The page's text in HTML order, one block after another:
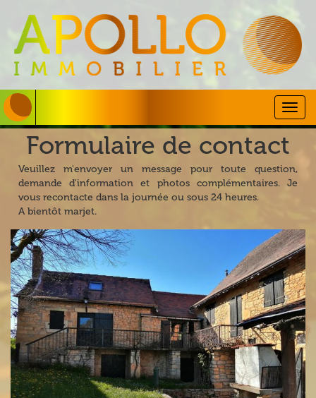
Formulaire de contact
Veuillez m'envoyer un message pour toute question,
demande d'information et photos complémentaires. Je
vous recontacte dans la journée ou sous 24 heures.
A bientôt marjet.